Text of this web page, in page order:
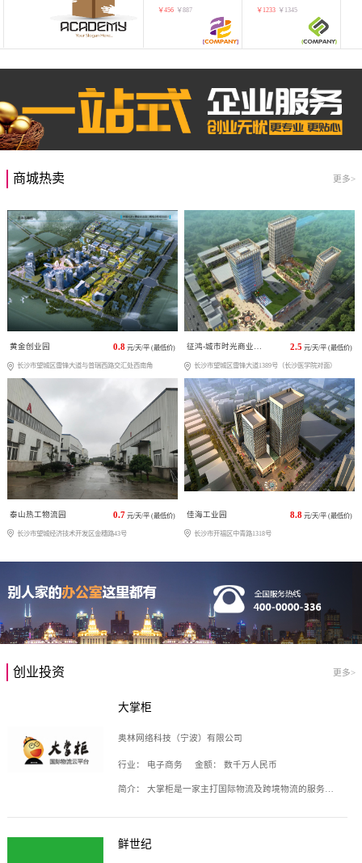
￥456 ￥887 ￥ 1233 ￥ 1345
商城热卖 更多>
黄金创业园 0.8 元/天/平 (最低价)
长沙市望城区雷锋大道与普瑞西路交汇处西南角
征鸿-城市时光商业广场 2.5 元/天/平 (最低价)
长沙市望城区雷锋大道1389号（长沙医学院对面）
泰山热工物流园 0.7 元/天/平 (最低价)
长沙市望城经济技术开发区金穗路43号
佳海工业园 8.8 元/天/平 (最低价)
长沙市开福区中青路1318号
创业投资 更多>
大掌柜
奥林网络科技（宁波）有限公司
行业： 电子商务 金额： 数千万人民币
简介： 大掌柜是一家主打国际物流及跨境物流的服务云平台，致力于帮助全球国际物流企业在互联网上建立自己的平台，核心产品包括运价通、生意通、业务通、订舱通、招财通等，奥林网络科技（宁波）有限公司旗下产品。
鲜世纪